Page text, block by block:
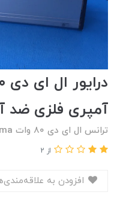
آمپری فلزی ضد
ترانس ال ای دی ۸۰ وات led driver 80w1200ma
از 2